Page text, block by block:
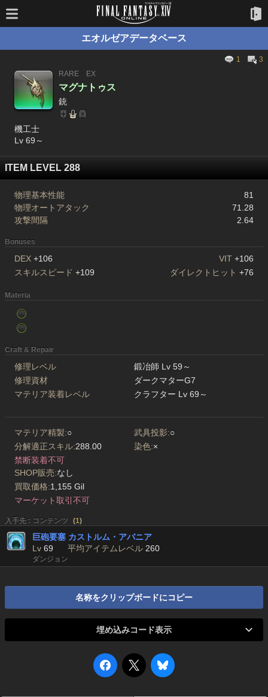
エオルゼアデータベース
1
3
RARE
EX
マグナトゥス
銃
機工士
Lv 69～
ITEM LEVEL 288
物理基本性能
81
物理オートアタック
71.28
攻撃間隔
2.64
Bonuses
DEX +106 VIT +106
スキルスピード +109 ダイレクトヒット +76
Materia
Craft & Repair
修理レベル
鍛冶師 Lv 59～
修理資材
ダークマターG7
マテリア装着レベル
クラフター Lv 69～
マテリア精製:○ 武具投影:○
分解適正スキル:288.00 染色:×
禁断装着不可
SHOP販売:なし
買取価格:1,155 Gil
マーケット取引不可
入手先 : コンテンツ (1)
巨砲要塞 カストルム・アバニア
Lv 69 平均アイテムレベル 260
ダンジョン
名称をクリップボードにコピー
埋め込みコード表示